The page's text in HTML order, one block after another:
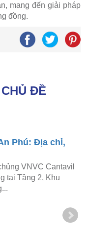
mang đến giải pháp
đồng.
ĐỀ
Phú: Địa chỉ,
VNVC Cantavil
tại Tầng 2, Khu